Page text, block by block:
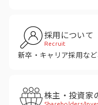
施策実行に関する課題
モニタリング／フォ
採用について
Recruit
新卒・キャリア採用な
株主・投資家
Shareholders/